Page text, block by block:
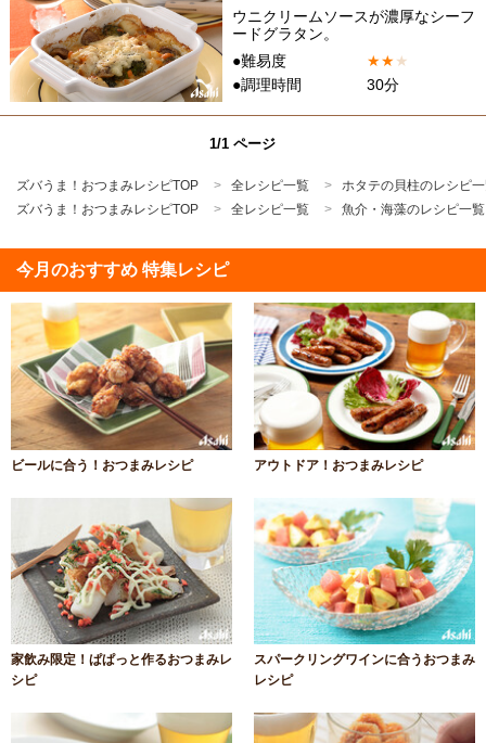
ウニクリームソースが濃厚なシーフ
ードグラタン。
●難易度
★★★
●調理時間
30分
1/1 ページ
ズバうま！おつまみレシピTOP 全レシピ一覧
ホタテの貝柱のレシピ
ズバうま！おつまみレシピTOP
全レシピ一覧 魚介・海藻のレシピ一覧
今月のおすすめ 特集レシピ
ビールに合う！おつまみレシピ アウトドア！おつまみレシピ
家飲み限定！ぱぱっと作るおつまみレ
シピ
スパークリングワインに合うおつまみ
レシピ